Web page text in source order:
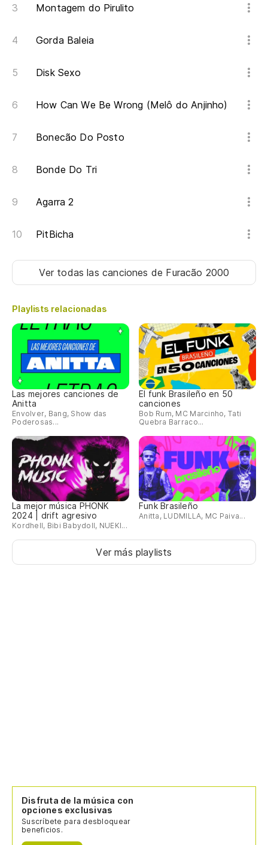
Montagem do Pirulito
Gorda Baleia
Disk Sexo
How Can We Be Wrong (Melô do Anjinho)
Bonecão Do Posto
Bonde Do Tri
Agarra 2
PitBicha
Ver todas las canciones de Furacão 2000
Playlists relacionadas
Las mejores canciones de
Anitta
Envolver, Bang, Show das
Poderosas...
El funk Brasileño en 50
canciones
Bob Rum, MC Marcinho, Tati
Quebra Barraco...
La mejor música PHONK
2024 | drift agresivo
Kordhell, Bibi Babydoll, NUEKI...
Funk Brasileño
Anitta, LUDMILLA, MC Paiva...
Ver más playlists
Disfruta de la música con
opciones exclusivas
Suscríbete para desbloquear
beneficios.